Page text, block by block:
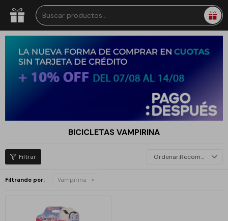
BICICLETAS VAMPIRINA
Recomendados
Filtrando por: Vampirina